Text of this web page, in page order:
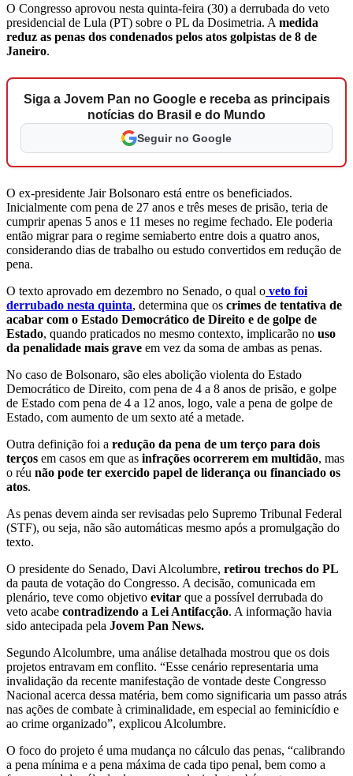
O Congresso aprovou nesta quinta-feira (30) a derrubada do veto
presidencial de Lula (PT) sobre o PL da Dosimetria. A medida
reduz as penas dos condenados pelos atos golpistas de 8 de
Janeiro.
Siga a Jovem Pan no Google e receba as principais
notícias do Brasil e do Mundo
Seguir no Google
O ex-presidente Jair Bolsonaro está entre os beneficiados.
Inicialmente com pena de 27 anos e três meses de prisão, teria de
cumprir apenas 5 anos e 11 meses no regime fechado. Ele poderia
então migrar para o regime semiaberto entre dois a quatro anos,
considerando dias de trabalho ou estudo convertidos em redução de
pena.
O texto aprovado em dezembro no Senado, o qual o veto foi
derrubado nesta quinta, determina que os crimes de tentativa de
acabar com o Estado Democrático de Direito e de golpe de
Estado, quando praticados no mesmo contexto, implicarão no uso
da penalidade mais grave em vez da soma de ambas as penas.
No caso de Bolsonaro, são eles abolição violenta do Estado
Democrático de Direito, com pena de 4 a 8 anos de prisão, e golpe
de Estado com pena de 4 a 12 anos, logo, vale a pena de golpe de
Estado, com aumento de um sexto até a metade.
Outra definição foi a redução da pena de um terço para dois
terços em casos em que as infrações ocorrerem em multidão, mas
o réu não pode ter exercido papel de liderança ou financiado os
atos.
As penas devem ainda ser revisadas pelo Supremo Tribunal Federal
(STF), ou seja, não são automáticas mesmo após a promulgação do
texto.
O presidente do Senado, Davi Alcolumbre, retirou trechos do PL
da pauta de votação do Congresso. A decisão, comunicada em
plenário, teve como objetivo evitar que a possível derrubada do
veto acabe contradizendo a Lei Antifacção. A informação havia
sido antecipada pela Jovem Pan News.
Segundo Alcolumbre, uma análise detalhada mostrou que os dois
projetos entravam em conflito. “Esse cenário representaria uma
invalidação da recente manifestação de vontade deste Congresso
Nacional acerca dessa matéria, bem como significaria um passo atrás
nas ações de combate à criminalidade, em especial ao feminicídio e
ao crime organizado”, explicou Alcolumbre.
O foco do projeto é uma mudança no cálculo das penas, “calibrando
a pena mínima e a pena máxima de cada tipo penal, bem como a